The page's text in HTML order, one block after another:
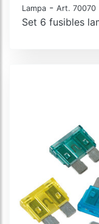
Lampa - Art. 70070
Set 6 fusibles